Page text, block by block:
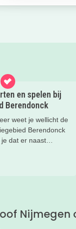
en spelen bij
Berendonck
weet je wellicht de
Berendonck
dat er naast
meer te beleven is
bij dit prachtige
Nijmegen